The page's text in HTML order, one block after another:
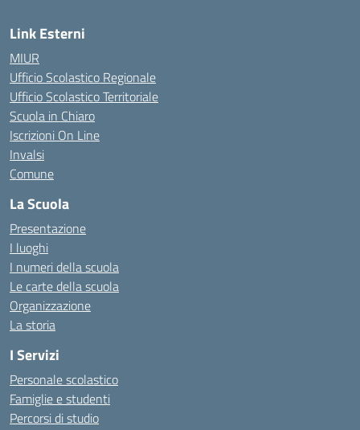
Link Esterni
MIUR
Ufficio Scolastico Regionale
Ufficio Scolastico Territoriale
Scuola in Chiaro
Iscrizioni On Line
Invalsi
Comune
La Scuola
Presentazione
I luoghi
I numeri della scuola
Le carte della scuola
Organizzazione
La storia
I Servizi
Personale scolastico
Famiglie e studenti
Percorsi di studio